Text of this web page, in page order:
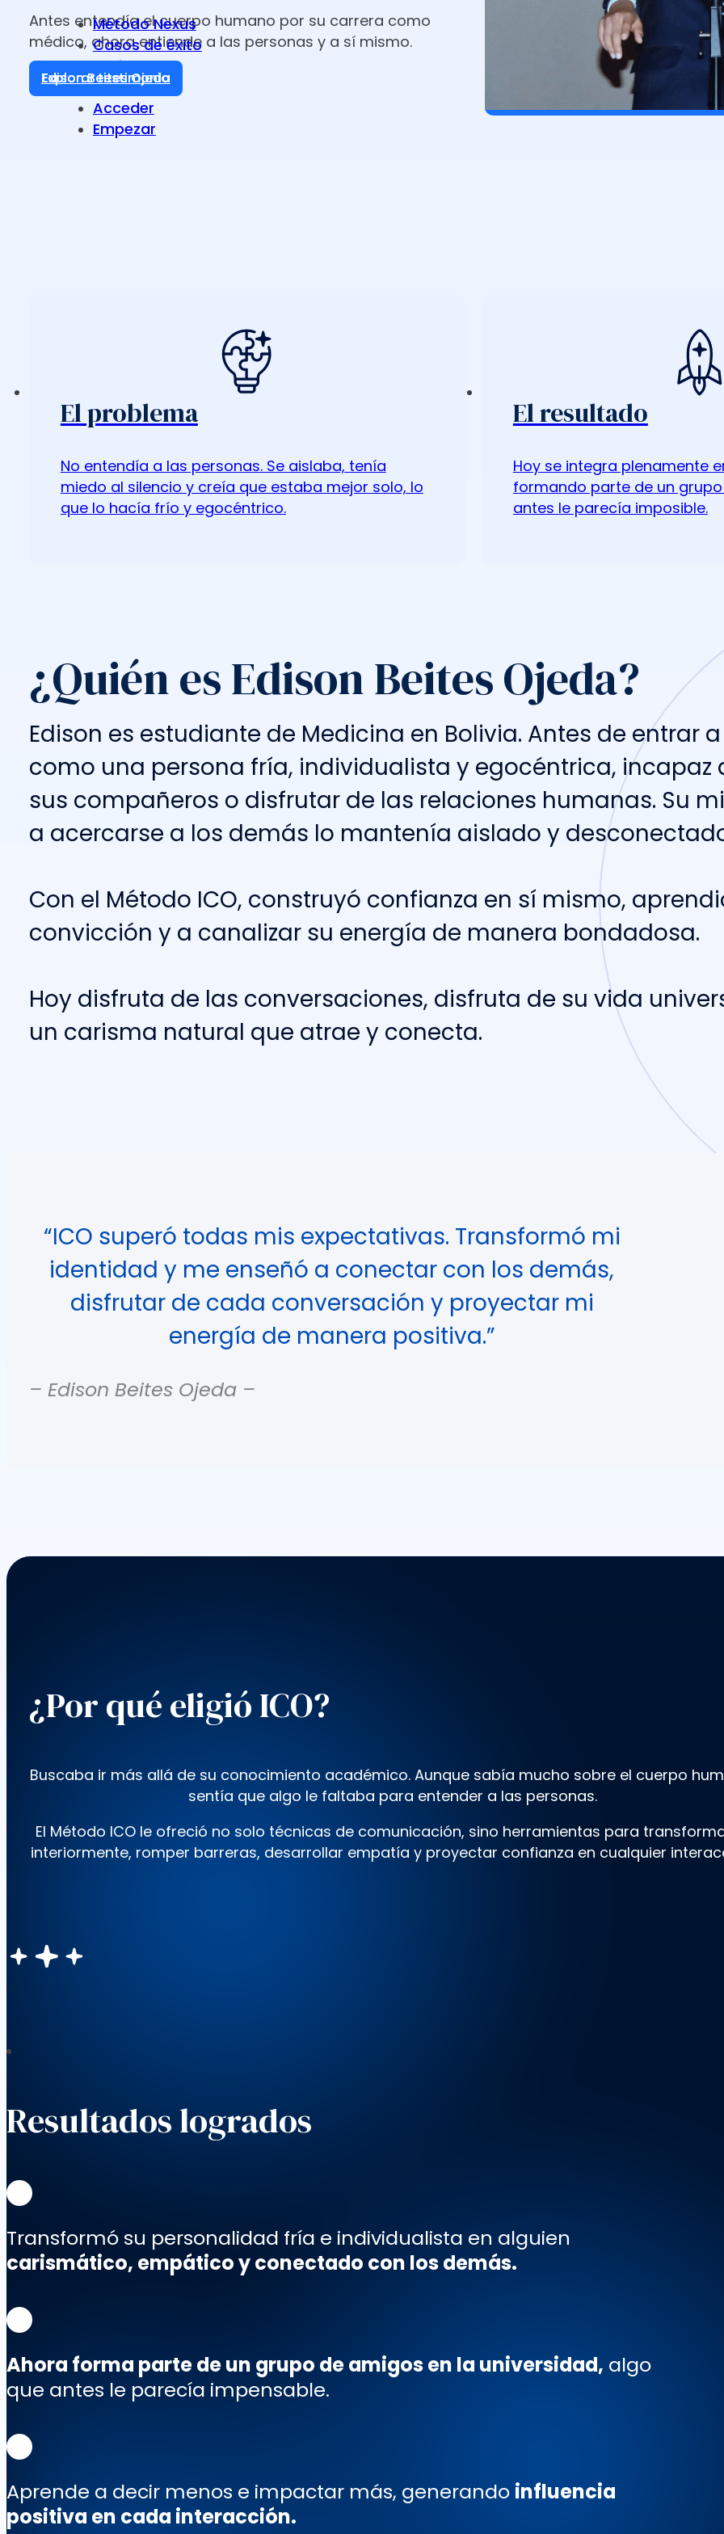
Método Nexus
Casos de éxito
Equipo
Medios
Acceder
Empezar
Antes entendía el cuerpo humano por su carrera como
médico, ahora entiende a las personas y a sí mismo.
Explorar testimonio
El problema
No entendía a las personas. Se aislaba, tenía
miedo al silencio y creía que estaba mejor solo, lo
que lo hacía frío y egocéntrico.
El resultado
Hoy se integra plenamente
formando parte de un
antes le parecía imposible.
¿Quién es Edison Beites Ojeda?
Edison es estudiante de Medicina en Bolivia. Antes de entrar a
como una persona fría, individualista y egocéntrica, incapaz
sus compañeros o disfrutar de las relaciones humanas. Su mi
a acercarse a los demás lo mantenía aislado y desconectad
Con el Método ICO, construyó confianza en sí mismo, aprendi
convicción y a canalizar su energía de manera bondadosa.
Hoy disfruta de las conversaciones, disfruta de su vida univer
un carisma natural que atrae y conecta.
“ICO superó todas mis expectativas. Transformó mi
identidad y me enseñó a conectar con los demás,
disfrutar de cada conversación y proyectar mi
energía de manera positiva.”
– Edison Beites Ojeda –
¿Por qué eligió ICO?
Buscaba ir más allá de su conocimiento académico. Aunque sabía mucho sobre el cuerpo
sentía que algo le faltaba para entender a las personas.
El Método ICO le ofreció no solo técnicas de comunicación, sino herramientas para
interiormente, romper barreras, desarrollar empatía y proyectar confianza en cualquier
Resultados logrados
Transformó su personalidad fría e individualista en alguien
carismático, empático y conectado con los demás.
Ahora forma parte de un grupo de amigos en la universidad, algo
que antes le parecía impensable.
Aprende a decir menos e impactar más, generando influencia
positiva en cada interacción.